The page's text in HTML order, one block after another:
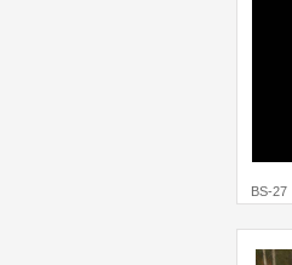
BS-27